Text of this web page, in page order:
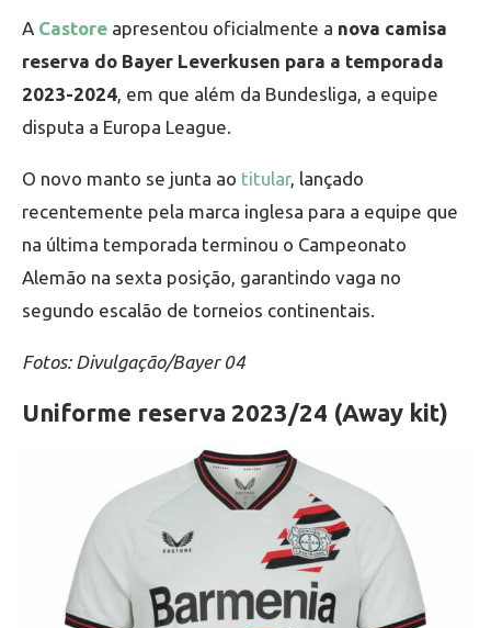
A Castore apresentou oficialmente a nova camisa
reserva do Bayer Leverkusen para a temporada
2023-2024, em que além da Bundesliga, a equipe
disputa a Europa League.
O novo manto se junta ao titular, lançado
recentemente pela marca inglesa para a equipe que
na última temporada terminou o Campeonato
Alemão na sexta posição, garantindo vaga no
segundo escalão de torneios continentais.
Fotos: Divulgação/Bayer 04
Uniforme reserva 2023/24 (Away kit)